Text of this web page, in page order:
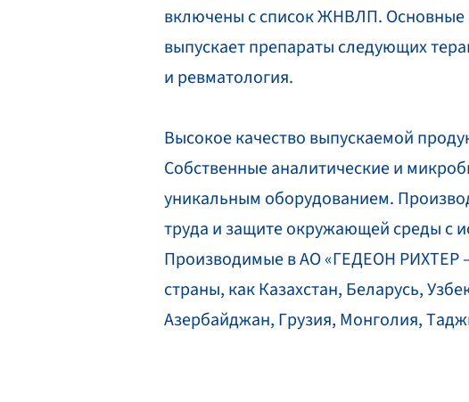
включены с список ЖНВЛП. Основные
выпускает препараты следующих
и ревматология.
Высокое качество выпускаемой
Собственные аналитические и
уникальным оборудованием.
труда и защите окружающей среды с
Производимые в АО «ГЕДЕОН РИХТЕР
страны, как Казахстан, Беларусь,
Азербайджан, Грузия, Монголия,